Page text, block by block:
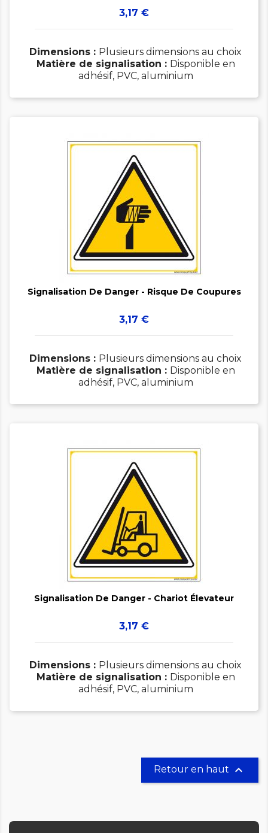
Prix
3,17 €
Dimensions : Plusieurs dimensions au choix
Matière de signalisation : Disponible en
adhésif, PVC, aluminium


Signalisation De Danger - Risque De Coupures
Prix
3,17 €
Dimensions : Plusieurs dimensions au choix
Matière de signalisation : Disponible en
adhésif, PVC, aluminium


Signalisation De Danger - Chariot Élevateur
Prix
3,17 €
Dimensions : Plusieurs dimensions au choix
Matière de signalisation : Disponible en
adhésif, PVC, aluminium
Retour en haut 